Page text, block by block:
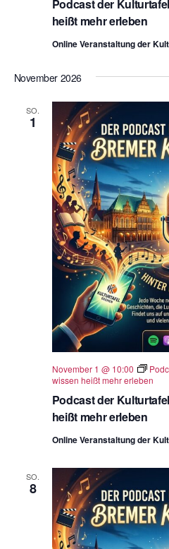
Podcast der
heißt mehr erleben
Online Veranstaltung der
November 2026
SO.
1
Podcast der
heißt mehr erleben
November 1 @ 10:00
wissen heißt mehr erleben
Online Veranstaltung der
SO.
8